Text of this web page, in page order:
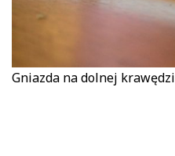
Gniazda na dolnej krawędzi